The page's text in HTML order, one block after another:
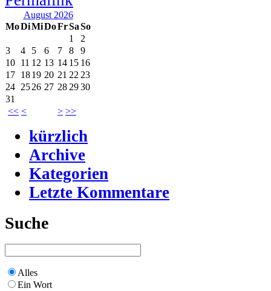
August 2026
MoDiMiDoFrSaSo
<< < > >>
1
2
3
4 5 6 7 8
9
10 11 12 13 14 15 16
17 1819 20 21 22 23
24 2526 27 28 2930
31
kürzlich
Archive
Kategorien
Letzte Kommentare
Suche
Alles
Ein Wort